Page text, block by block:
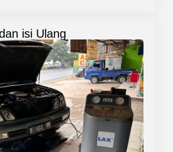
isi Ulang